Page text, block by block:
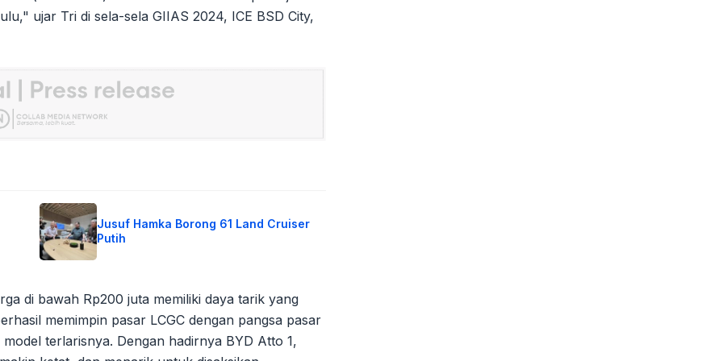
ujar Tri di sela-sela GIIAS 2024, ICE BSD City,
Jusuf Hamka Borong 61 Land Cruiser
Putih
di bawah Rp200 juta memiliki daya tarik yang
memimpin pasar LCGC dengan pangsa pasar
terlarisnya. Dengan hadirnya BYD Atto 1,